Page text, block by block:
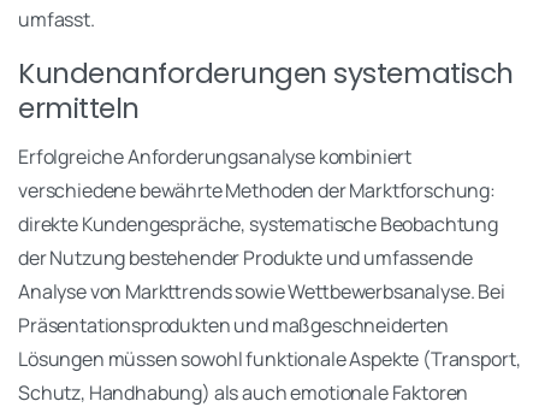
umfasst.
Kundenanforderungen systematisch
ermitteln
Erfolgreiche Anforderungsanalyse kombiniert
verschiedene bewährte Methoden der Marktforschung:
direkte Kundengespräche, systematische Beobachtung
der Nutzung bestehender Produkte und umfassende
Analyse von Markttrends sowie Wettbewerbsanalyse. Bei
Präsentationsprodukten und maßgeschneiderten
Lösungen müssen sowohl funktionale Aspekte (Transport,
Schutz, Handhabung) als auch emotionale Faktoren